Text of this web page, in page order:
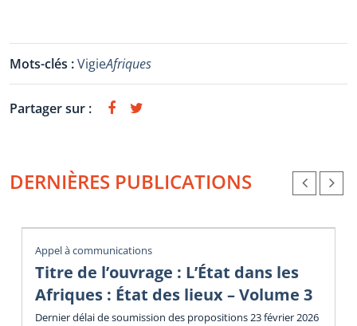
Mots-clés :VigieAfriques
Partager sur :
DERNIÈRES PUBLICATIONS
Appel à communications
Titre de l’ouvrage : L’État dans les
Afriques : État des lieux – Volume 3
Dernier délai de soumission des propositions 23 février 2026